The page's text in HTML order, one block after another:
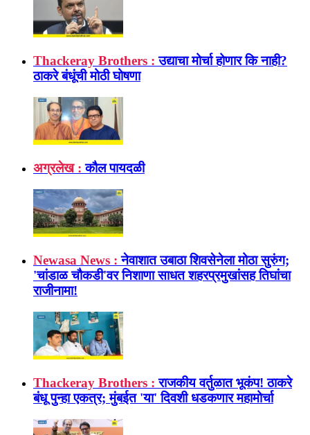
Thackeray Brothers : उद्याचा मोर्चा होणार कि नाही?
ठाकरे बंधूंची मोठी घोषणा
अग्रलेख : कौल पायदळी
Newasa News : नेवाशात उबाठा शिवसेनेला मोठा सुरुंग;
'चांडाळ चौकडी'वर निशाणा साधत शहरप्रमुखांसह तिघांचा
राजीनामा!
Thackeray Brothers : राजकीय वर्तुळात भूकंप! ठाकरे
बंधू पुन्हा एकत्र; मुंबईत 'या' दिवशी धडकणार महामोर्चा